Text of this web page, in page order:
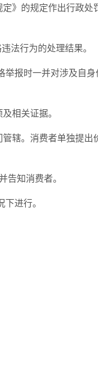
》的规定作出行政处
法行为的处理结果。
报时一并对涉及自
相关证据。
辖。消费者单独提出
知消费者。
进行。